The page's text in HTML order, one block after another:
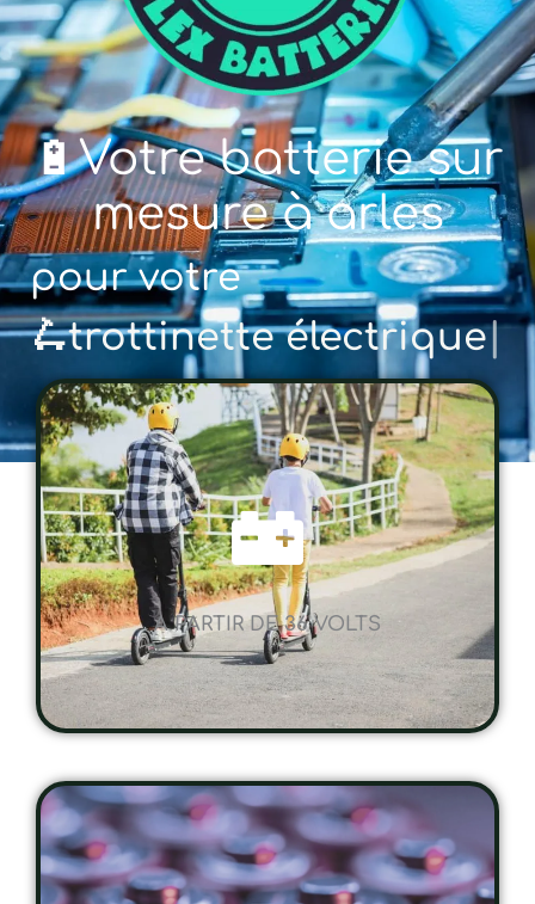
🔋Votre batterie sur
mesure à arles
pour votre🚲 vé
A PARTIR DE 36 VOLTS